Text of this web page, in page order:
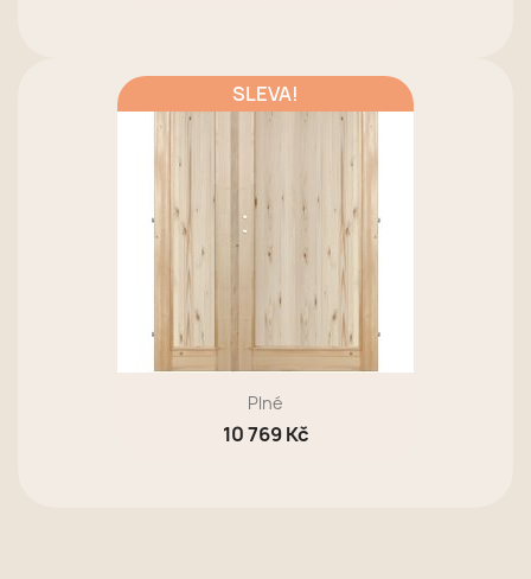
Plné
10 769 Kč
SLEVA!